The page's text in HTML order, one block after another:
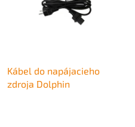
Kábel do napájacieho
zdroja Dolphin